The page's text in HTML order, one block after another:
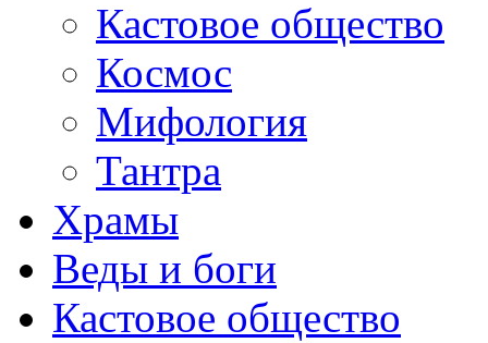
Кастовое общество
Космос
Мифология
Тантра
Храмы
Веды и боги
Кастовое общество